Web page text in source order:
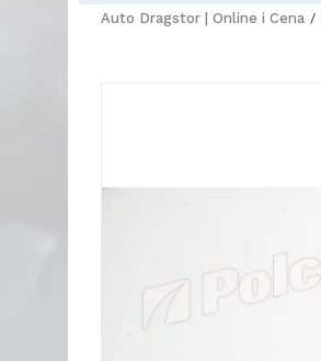
Auto Dragstor | Online i Cena